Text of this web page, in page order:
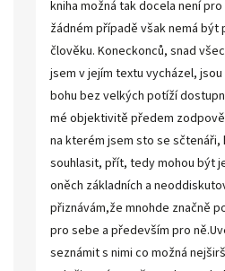
kniha možná tak docela není
žádném případě však nemá
člověku. Koneckonců, snad
jsem v jejím textu vycházel,
bohu bez velkých potíží
mé objektivitě předem
na kterém jsem sto se sčtenáři,
souhlasit, přít, tedy mohou být
oněch základních a
přiznávám,že mnohde značně
pro sebe a především pro
seznámit s nimi co možná